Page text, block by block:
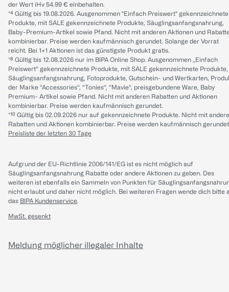
der Wert iHv 54.99 € einbehalten.
*⁴ Gültig bis 19.08.2026. Ausgenommen "Einfach Preiswert" gekennzeichnete
Produkte, mit SALE gekennzeichnete Produkte, Säuglingsanfangsnahrung,
Baby-Premium-Artikel sowie Pfand. Nicht mit anderen Aktionen und
kombinierbar. Preise werden kaufmännisch gerundet. Solange der Vorrat
reicht. Bei 1+1 Aktionen ist das günstigste Produkt gratis.
*⁸ Gültig bis 12.08.2026 nur im BIPA Online Shop. Ausgenommen „Einfach
Preiswert“ gekennzeichnete Produkte, mit SALE gekennzeichnete Produkte,
Säuglingsanfangsnahrung, Fotoprodukte, Gutschein- und Wertkarten,
der Marke “Accessories“, “Tonies“, “Mavie“, preisgebundene Ware, Baby
Premium- Artikel sowie Pfand. Nicht mit anderen Rabatten und Aktionen
kombinierbar. Preise werden kaufmännisch gerundet.
*¹⁰ Gültig bis 02.09.2026 nur auf gekennzeichnete Produkte. Nicht mit
Rabatten und Aktionen kombinierbar. Preise werden kaufmännisch
Preisliste der letzten 30 Tage
Aufgrund der EU-Richtlinie 2006/141/EG ist es nicht möglich auf
Säuglingsanfangsnahrung Rabatte oder andere Aktionen zu geben. Des
weiteren ist ebenfalls ein Sammeln von Punkten für
nicht erlaubt und daher nicht möglich. Bei weiteren Fragen wende dich bitte
das BIPA Kundenservice.
MwSt. gesenkt
Meldung möglicher illegaler Inhalte